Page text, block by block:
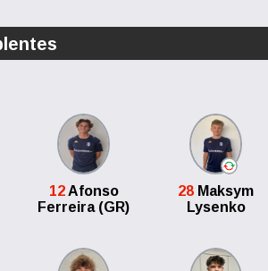
12Afonso
Ferreira (GR)
28 Maksym
Lysenko